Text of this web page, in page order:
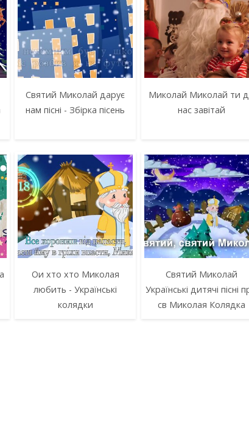
Святий Миколай дарує
нам пісні - Збірка пісень
Миколай Миколай ти
нас завітай
Ои хто хто Миколая
любить - Українські
колядки
Святий Миколай
Українські дитячі пісні
св Миколая Колядка